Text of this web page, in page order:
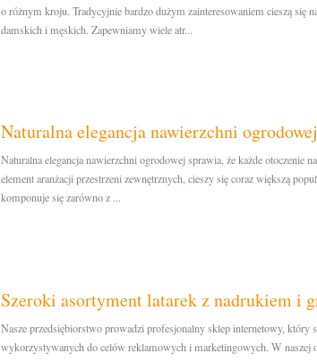
o różnym kroju. Tradycyjnie bardzo dużym zainteresowaniem cieszą się
damskich i męskich. Zapewniamy wiele atr...
Naturalna elegancja nawierzchni ogrodowej
Naturalna elegancja nawierzchni ogrodowej sprawia, że każde
element aranżacji przestrzeni zewnętrznych, cieszy się coraz większą
komponuje się zarówno z ...
Szeroki asortyment latarek z nadrukiem i
Nasze przedsiębiorstwo prowadzi profesjonalny sklep internetowy, który
wykorzystywanych do celów reklamowych i marketingowych. W naszej